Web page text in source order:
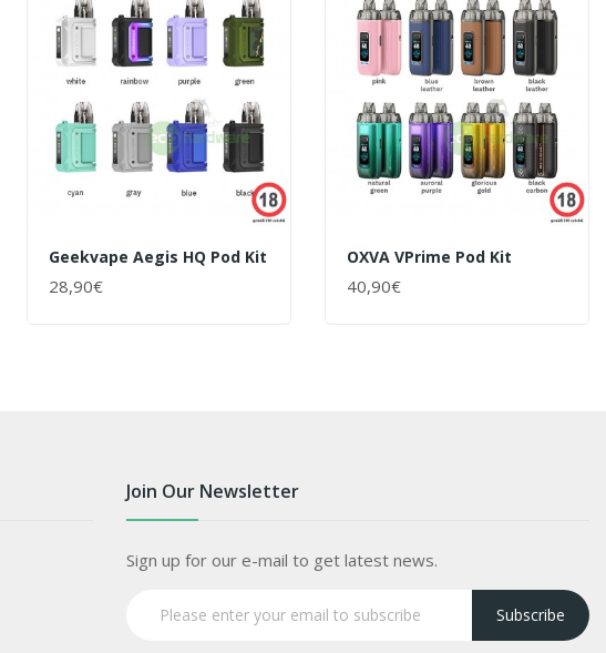
Geekvape Aegis HQ Pod Kit
28,90€
+ WARENKORB
OXVA VPrime Pod Kit
40,90€
+ WARENKORB
Join Our Newsletter
Sign up for our e-mail to get latest news.
Subscribe